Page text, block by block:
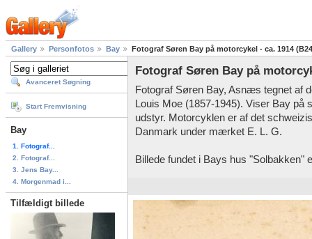
Gallery Personfotos Bay Fotograf Søren Bay på motorcykel - ca. 1914
Avanceret Søgning
Start Fremvisning
Bay
1. Fotograf...
2. Fotograf...
3. Jens Bay...
4. Morgenmad i...
Tilfældigt billede
Fotograf Søren Bay på
Fotograf Søren Bay, Asnæs tegnet af
Louis Moe (1857-1945). Viser Bay
udstyr. Motorcyklen er af det
Danmark under mærket E. L. G.
Billede fundet i Bays hus "Solbakken"